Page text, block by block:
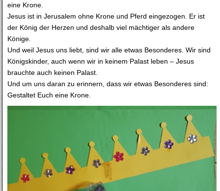
eine Krone.
Jesus ist in Jerusalem ohne Krone und Pferd eingezogen. Er ist
der König der Herzen und deshalb viel mächtiger als andere
Könige.
Und weil Jesus uns liebt, sind wir alle etwas Besonderes. Wir sind
Königskinder, auch wenn wir in keinem Palast leben – Jesus
brauchte auch keinen Palast.
Und um uns daran zu erinnern, dass wir etwas Besonderes sind:
Gestaltet Euch eine Krone.